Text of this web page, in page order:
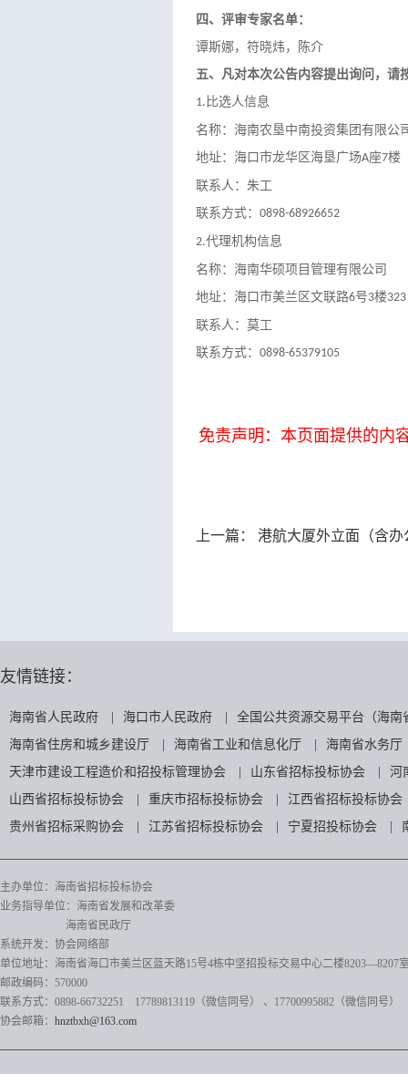
四、评审专家名单：
谭斯娜，符晓炜，陈介
五、凡对本次公告内容提出询问，请
1. 比选人信息
名称：海南农垦中南投资集团有限公
地址：海口市龙华区海垦广场A座7楼
联系人：朱工
联系方式： 0898-68926652
2.代理机构信息
名称：海南华硕项目管理有限公司
地址：海口市美兰区文联路6号3楼323
联系人： 莫工
联系方式： 0898-65379105
免责声明：本页面提供的内
上一篇： 港航大厦外立面（含办公大院）及
友情链接：
海南省人民政府 海口市人民政府
全国公共资源交易平台（海南
海南省住房和城乡建设厅
海南省工业和信息化厅
海南省水务厅
天津市建设工程造价和招投标管理协会
山东省招标投标协会
河
山西省招标投标协会
重庆市招标投标协会
江西省招标投标协会
贵州省招标采购协会
江苏省招标投标协会 宁夏招投标协会
主办单位：海南省招标投标协会
业务指导单位：海南省发展和改革委
海南省民政厅
系统开发：协会网络部
单位地址：海南省海口市美兰区蓝天路15号4栋中坚招投标交易中心二楼8203—8207
邮政编码：570000
联系方式：0898-66732251 17789813119（微信同号）
、17700995882 （微信同号）
协会邮箱： hnztbxh@163.com